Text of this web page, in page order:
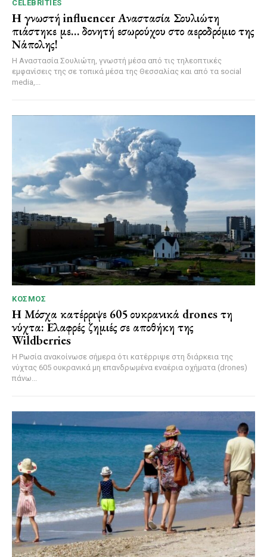
CELEBRITIES
Η γνωστή influencer Αναστασία Σουλιώτη
πιάστηκε με… δονητή εσωρούχου στο αεροδρόμιο της
Νάπολης!
Η Αναστασία Σουλιώτη, γνωστή μέσα από τις τηλεοπτικές
εμφανίσεις της σε τοπικά μέσα της Θεσσαλίας και από τα social
media,...
ΚΌΣΜΟΣ
Η Μόσχα κατέρριψε 605 ουκρανικά drones τη
νύχτα: Ελαφρές ζημιές σε αποθήκη της
Wildberries
Η Ρωσία ανακοίνωσε σήμερα ότι κατέρριψε στη διάρκεια της
νύχτας 605 ουκρανικά μη επανδρωμένα εναέρια οχήματα (drones)
πάνω...